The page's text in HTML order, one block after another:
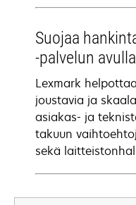
Suojaa
-palvelun avulla
Lexmark
joustavia ja
asiakas- ja
takuun
sekä